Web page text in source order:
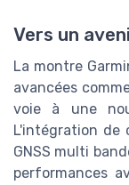
Vers un
La montre
avancées
voie à une
L'intégration de
GNSS multi
performances